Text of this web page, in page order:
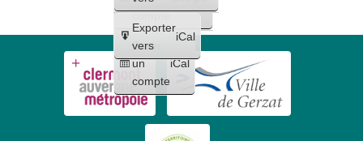
compte
Créer
un
compte
iCal
Exporter
vers
iCal